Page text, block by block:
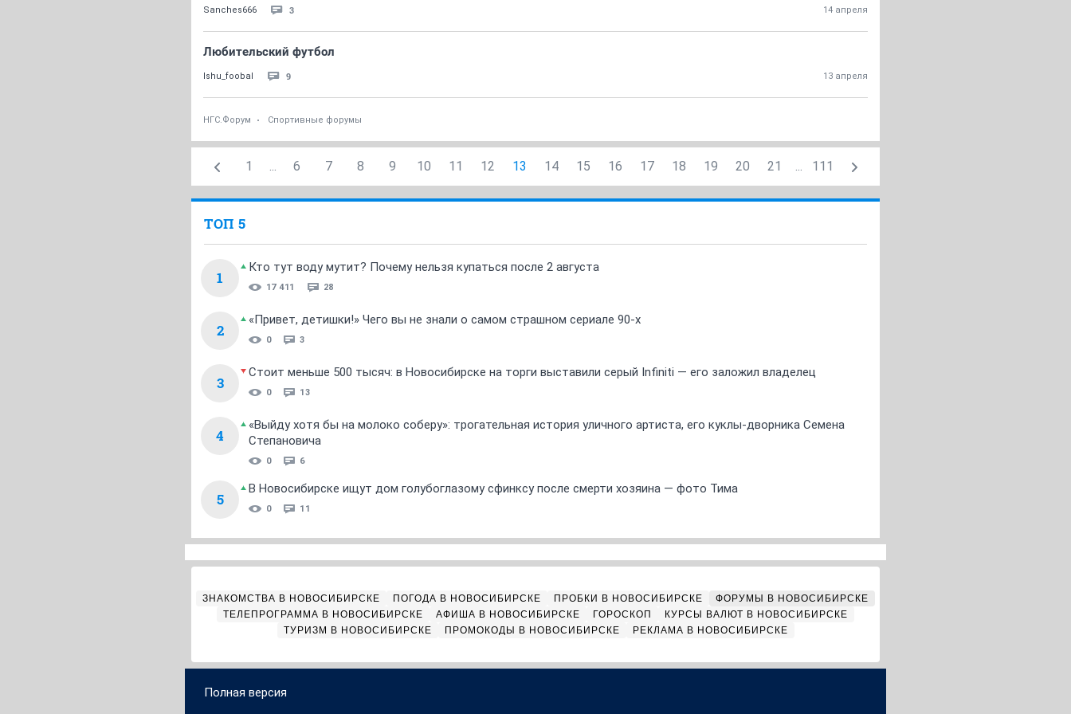
Sanches666 3 14 апреля
Любительский футбол
Ishu_foobal 9 13 апреля
НГС.Форум Спортивные форумы
1 ... 6 7 8 9 10 11 12 13 14 15 16 17 18 19 20 21 ... 111
ТОП 5
1
Кто тут воду мутит? Почему нельзя купаться после 2 августа
17 411 28
2
«Привет, детишки!» Чего вы не знали о самом страшном сериале 90-х
0 3
3
Стоит меньше 500 тысяч: в Новосибирске на торги выставили серый Infiniti — его заложил владелец
0 13
4
«Выйду хотя бы на молоко соберу»: трогательная история уличного артиста, его куклы-дворника Семена
Степановича
0 6
5
В Новосибирске ищут дом голубоглазому сфинксу после смерти хозяина — фото Тима
0 11
ЗНАКОМСТВА В НОВОСИБИРСКЕ ПОГОДА В НОВОСИБИРСКЕ ПРОБКИ В НОВОСИБИРСКЕ
ФОРУМЫ В НОВОСИБИРСКЕ
ТЕЛЕПРОГРАММА В НОВОСИБИРСКЕ
АФИША В НОВОСИБИРСКЕ ГОРОСКОП
КУРСЫ ВАЛЮТ В НОВОСИБИРСКЕ
ТУРИЗМ В НОВОСИБИРСКЕ
ПРОМОКОДЫ В НОВОСИБИРСКЕ РЕКЛАМА В НОВОСИБИРСКЕ
Полная версия